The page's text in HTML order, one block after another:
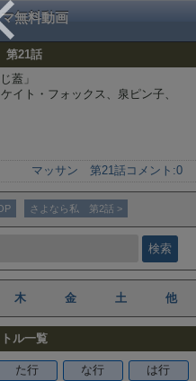
無料動画
21話
蓋」
イト・フォックス、泉ピン子、
マッサン 第21話 コメント:0
さよなら私 第2話 >
木 金 土 他
トル一覧
た行 な行
は行